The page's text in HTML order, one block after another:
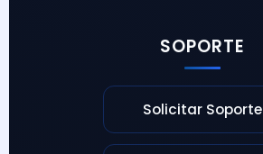
SOPORTE
Solicitar Soporte